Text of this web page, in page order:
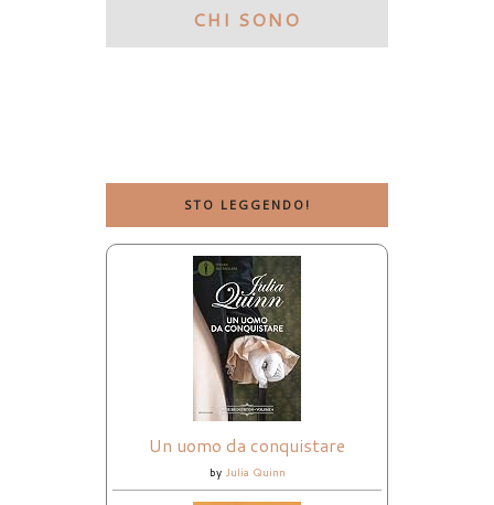
CHI SONO
STO LEGGENDO!
Un uomo da conquistare
by Julia Quinn